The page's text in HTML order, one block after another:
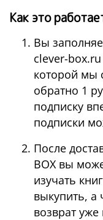
Как это
Вы
clever-
которой мы
обратно 1
подписку
подписки
После
BOX вы
изучать
выкупить, а
возврат уже